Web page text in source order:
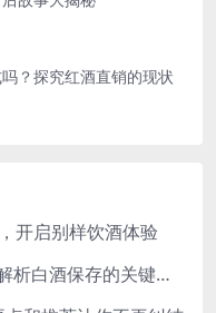
？探究红酒直销的现状
开启别样饮酒体验
46度白酒适合保存吗？深度解析白酒保存的关键因素